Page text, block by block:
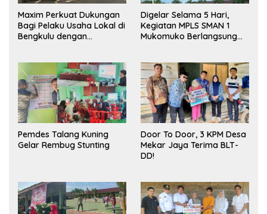
Maxim Perkuat Dukungan
Bagi Pelaku Usaha Lokal di
Bengkulu dengan
Pasar
Digelar Selama 5 Hari,
Kegiatan MPLS SMAN 1
Mukomuko Berlangsung
Pemdes Talang Kuning
Gelar Rembug Stunting
Door To Door, 3 KPM Desa
Mekar Jaya Terima BLT-
DD!